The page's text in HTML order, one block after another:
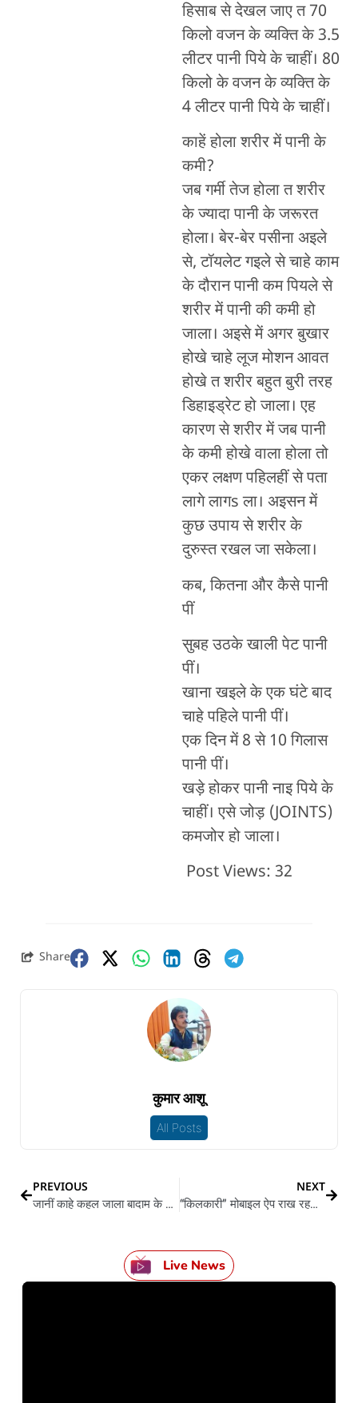
हिसाब से देखल जाए त 70
किलो वजन के व्यक्ति के 3.5
लीटर पानी पिये के चाहीं। 80
किलो के वजन के व्यक्ति के
4 लीटर पानी पिये के चाहीं।
काहें होला शरीर में पानी के
कमी?
जब गर्मी तेज होला त शरीर
के ज्यादा पानी के जरूरत
होला। बेर-बेर पसीना अइले
से, टॉयलेट गइले से चाहे काम
के दौरान पानी कम पियले से
शरीर में पानी की कमी हो
जाला। अइसे में अगर बुखार
होखे चाहे लूज मोशन आवत
होखे त शरीर बहुत बुरी तरह
डिहाइड्रेट हो जाला। एह
कारण से शरीर में जब पानी
के कमी होखे वाला होला तो
एकर लक्षण पहिलहीं से पता
लागे लागs ला। अइसन में
कुछ उपाय से शरीर के
दुरुस्त रखल जा सकेला।
कब, कितना और कैसे पानी
पीं
सुबह उठके खाली पेट पानी
पीं।
खाना खइले के एक घंटे बाद
चाहे पहिले पानी पीं।
एक दिन में 8 से 10 गिलास
पानी पीं।
खड़े होकर पानी नाइ पिये के
चाहीं। एसे जोड़ (JOINTS)
कमजोर हो जाला।
Post Views: 32
Share
कुमार आशू
All Posts
PREVIOUS
जानीं काहे कहल जाला बादाम के ब्रेनफूड, का बादाम खइला से तेज होला दिमाग…?
NEXT
“किलकारी” मोबाइल ऐप राख रहल बा गर्भवती महिला आ बच्चन के सेहत के ख्याल
Live News